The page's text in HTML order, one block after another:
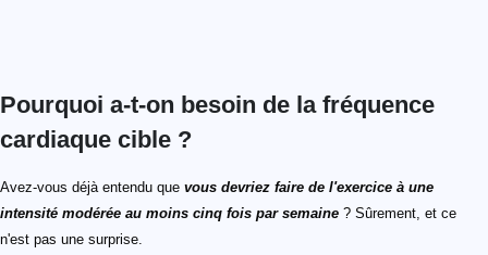
Pourquoi a-t-on besoin de la fréquence
cardiaque cible ?
Avez-vous déjà entendu que vous devriez faire de l'exercice à une
intensité modérée au moins cinq fois par semaine ? Sûrement, et ce
n'est pas une surprise.